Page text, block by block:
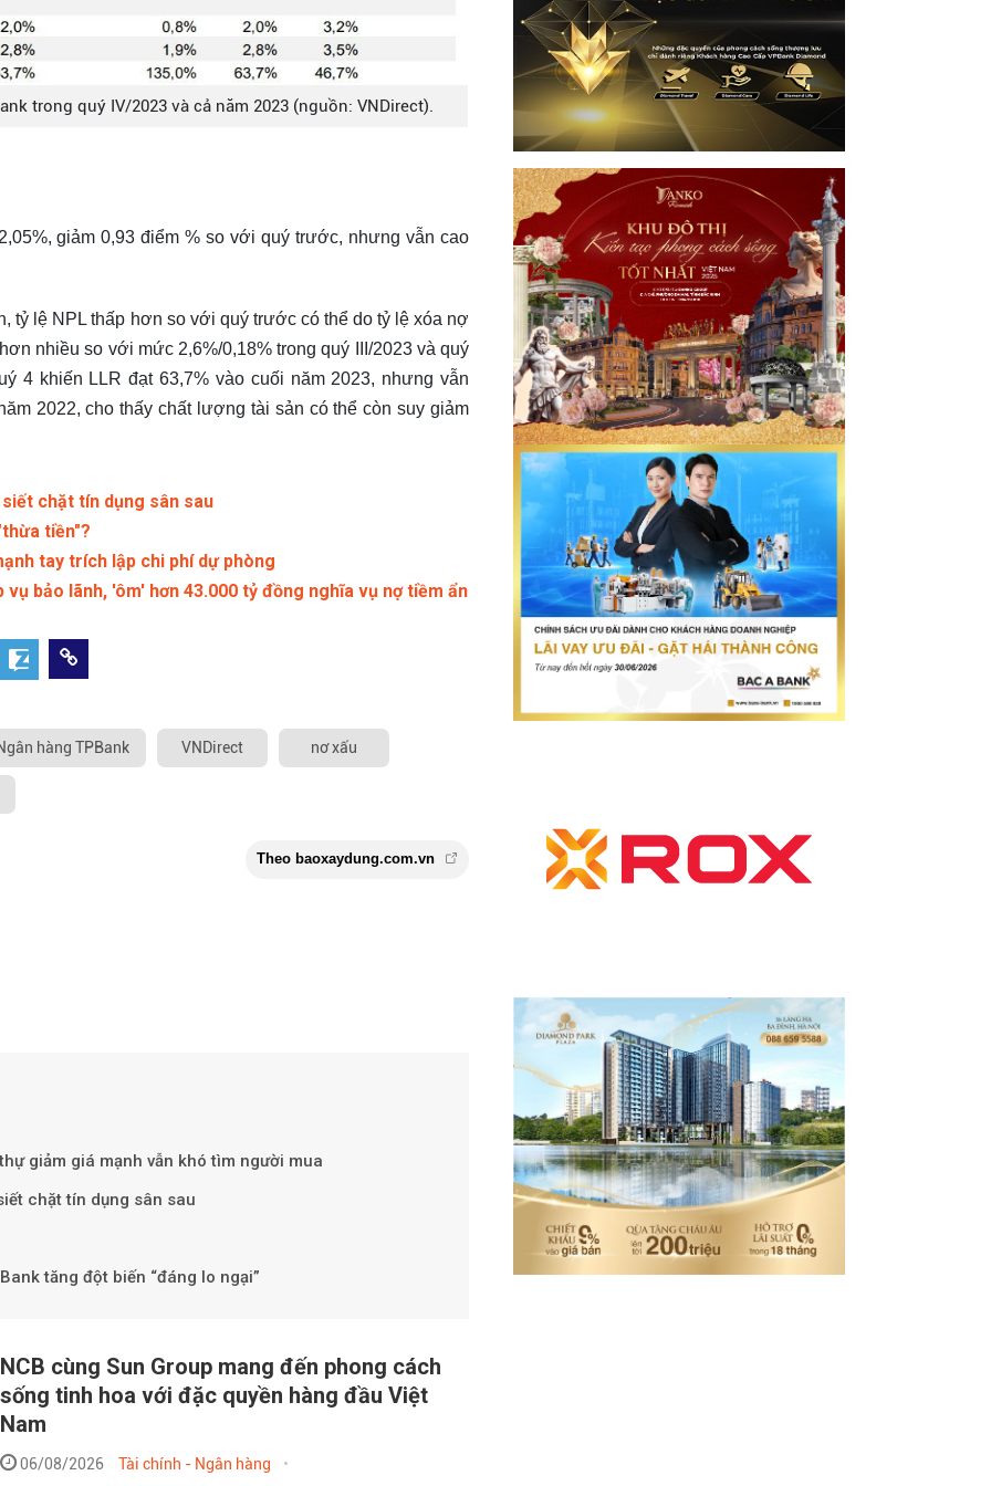
trong quý IV/2023 và cả năm 2023 (nguồn: VNDirect).
giảm 0,93 điểm % so với quý trước, nhưng vẫn cao
tỷ lệ NPL thấp hơn so với quý trước có thể do tỷ lệ xóa nợ
nhiều so với mức 2,6%/0,18% trong quý III/2023 và quý
4 khiến LLR đạt 63,7% vào cuối năm 2023, nhưng vẫn
2022, cho thấy chất lượng tài sản có thể còn suy giảm
chặt tín dụng sân sau
tiền"?
tay trích lập chi phí dự phòng
bảo lãnh, 'ôm' hơn 43.000 tỷ đồng nghĩa vụ nợ tiềm ẩn
hàng TPBank VNDirect nơ xấu
giảm giá mạnh vẫn khó tìm người mua
chặt tín dụng sân sau
tăng đột biến “đáng lo ngại”
NCB cùng Sun Group mang đến phong cách
sống tinh hoa với đặc quyền hàng đầu Việt
Nam
06/08/2026 Tài chính - Ngân hàng